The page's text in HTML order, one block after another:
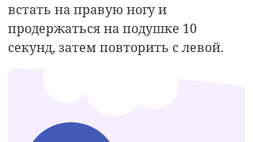
встать на правую ногу и
продержаться на подушке 10
секунд, затем повторить с левой.